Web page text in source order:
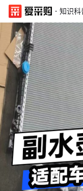
· 知识科